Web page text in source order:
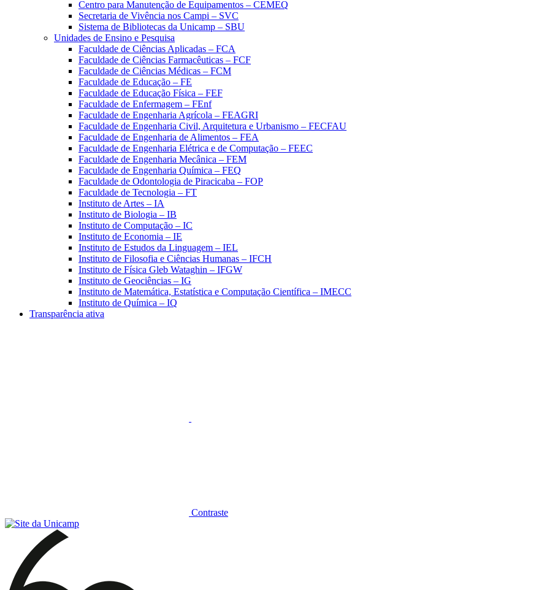
Centro para Manutenção de Equipamentos – CEMEQ
Secretaria de Vivência nos Campi – SVC
Sistema de Bibliotecas da Unicamp – SBU
Unidades de Ensino e Pesquisa
Faculdade de Ciências Aplicadas – FCA
Faculdade de Ciências Farmacêuticas – FCF
Faculdade de Ciências Médicas – FCM
Faculdade de Educação – FE
Faculdade de Educação Física – FEF
Faculdade de Enfermagem – FEnf
Faculdade de Engenharia Agrícola – FEAGRI
Faculdade de Engenharia Civil, Arquitetura e Urbanismo – FECFAU
Faculdade de Engenharia de Alimentos – FEA
Faculdade de Engenharia Elétrica e de Computação – FEEC
Faculdade de Engenharia Mecânica – FEM
Faculdade de Engenharia Química – FEQ
Faculdade de Odontologia de Piracicaba – FOP
Faculdade de Tecnologia – FT
Instituto de Artes – IA
Instituto de Biologia – IB
Instituto de Computação – IC
Instituto de Economia – IE
Instituto de Estudos da Linguagem – IEL
Instituto de Filosofia e Ciências Humanas – IFCH
Instituto de Física Gleb Wataghin – IFGW
Instituto de Geociências – IG
Instituto de Matemática, Estatística e Computação Científica – IMECC
Instituto de Química – IQ
Transparência ativa
Contraste